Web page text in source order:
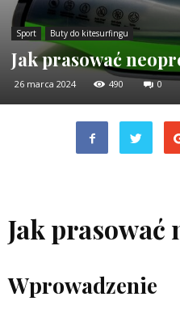
Sport Buty do kitesurfingu
Jak prasować
26 marca 2024 490 0
Jak prasować
Wprowadzenie